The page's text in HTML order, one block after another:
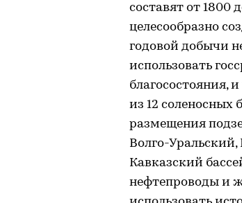
составят от 1800
целесообразно
годовой добычи
использовать
благосостояния,
из 12 соленосных
размещения
Волго-
Кавказский
нефтепроводы и